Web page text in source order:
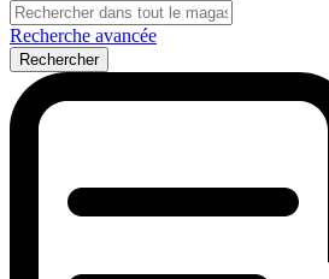
Recherche avancée
Rechercher